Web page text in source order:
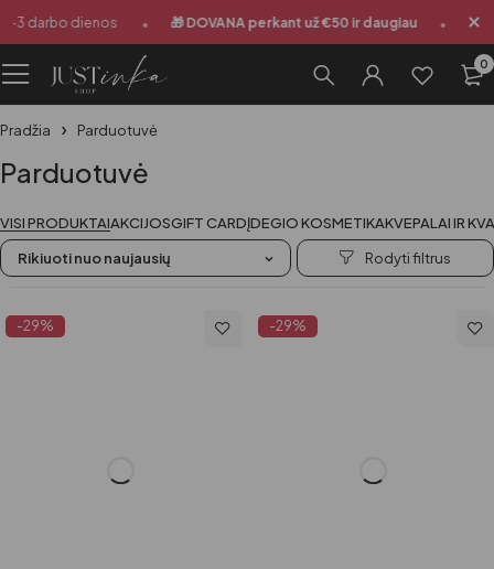
dienos • 🎁 DOVANA perkant už €50 ir daugiau •
0
Pradžia Parduotuvė
Parduotuvė
VISI PRODUKTAIAKCIJOSGIFT CARDĮDEGIO KOSMETIKAKVEPALAI IR
Rikiuoti nuo naujausių
-29% -29%